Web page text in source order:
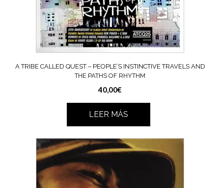
A TRIBE CALLED QUEST ‎– PEOPLE’S INSTINCTIVE TRAVELS AND
THE PATHS OF RHYTHM
40,00€
LEER MÁS